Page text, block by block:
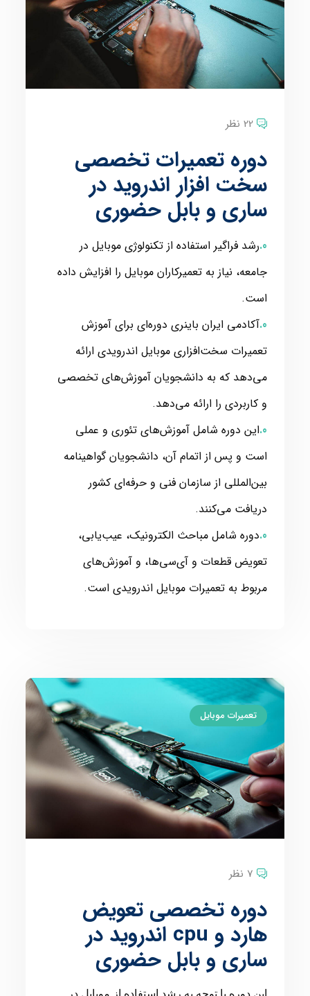
22 نظر
دوره تعمیرات تخصصی
سخت افزار اندروید در
ساری و بابل حضوری
رشد فراگیر استفاده از تکنولوژی موبایل در
جامعه، نیاز به تعمیرکاران موبایل را افزایش داده
است.
آکادمی ایران باینری دوره‌ای برای آموزش
تعمیرات سخت‌افزاری موبایل اندرویدی ارائه
می‌دهد که به دانشجویان آموزش‌های تخصصی
و کاربردی را ارائه می‌دهد.
این دوره شامل آموزش‌های تئوری و عملی
است و پس از اتمام آن، دانشجویان گواهینامه
بین‌المللی از سازمان فنی و حرفه‌ای کشور
دریافت می‌کنند.
دوره شامل مباحث الکترونیک، عیب‌یابی،
تعویض قطعات و آی‌سی‌ها، و آموزش‌های
مربوط به تعمیرات موبایل اندرویدی است.
تعمیرات موبایل
7 نظر
دوره تخصصی تعویض
هارد و cpu اندروید در
ساری و بابل حضوری